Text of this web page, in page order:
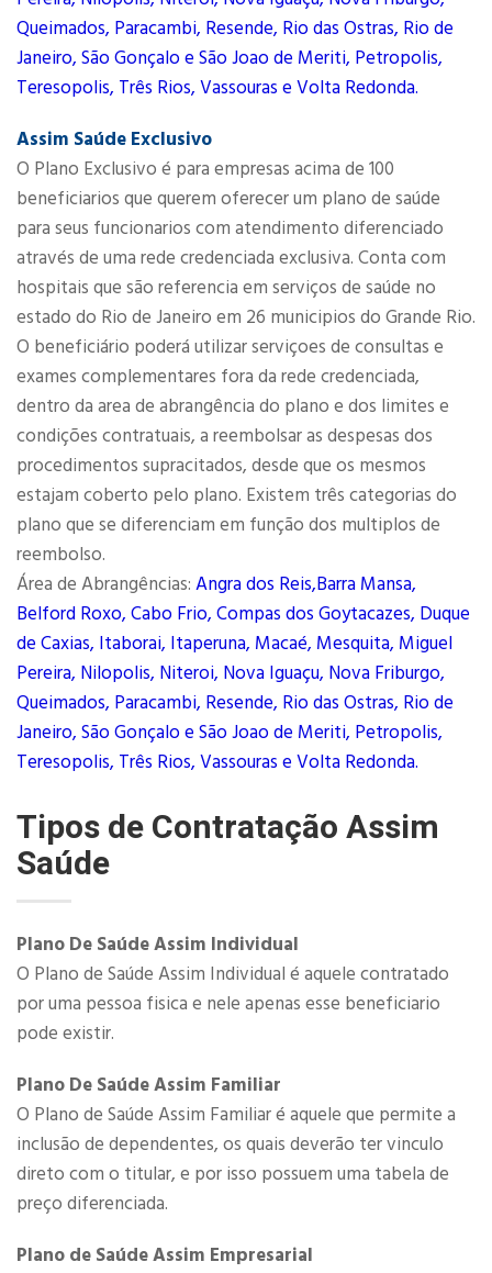
Queimados, Paracambi, Resende, Rio das Ostras, Rio de
Janeiro, São Gonçalo e São Joao de Meriti, Petropolis,
Teresopolis, Três Rios, Vassouras e Volta Redonda.
Assim Saúde Exclusivo
O Plano Exclusivo é para empresas acima de 100
beneficiarios que querem oferecer um plano de saúde
para seus funcionarios com atendimento diferenciado
através de uma rede credenciada exclusiva. Conta com
hospitais que são referencia em serviços de saúde no
estado do Rio de Janeiro em 26 municipios do Grande Rio.
O beneficiário poderá utilizar serviçoes de consultas e
exames complementares fora da rede credenciada,
dentro da area de abrangência do plano e dos limites e
condições contratuais, a reembolsar as despesas dos
procedimentos supracitados, desde que os mesmos
estajam coberto pelo plano. Existem três categorias do
plano que se diferenciam em função dos multiplos de
reembolso.
Área de Abrangências: Angra dos Reis,Barra Mansa,
Belford Roxo, Cabo Frio, Compas dos Goytacazes, Duque
de Caxias, Itaborai, Itaperuna, Macaé, Mesquita, Miguel
Pereira, Nilopolis, Niteroi, Nova Iguaçu, Nova Friburgo,
Queimados, Paracambi, Resende, Rio das Ostras, Rio de
Janeiro, São Gonçalo e São Joao de Meriti, Petropolis,
Teresopolis, Três Rios, Vassouras e Volta Redonda.
Tipos de Contratação Assim
Saúde
Plano De Saúde Assim Individual
O Plano de Saúde Assim Individual é aquele contratado
por uma pessoa fisica e nele apenas esse beneficiario
pode existir.
Plano De Saúde Assim Familiar
O Plano de Saúde Assim Familiar é aquele que permite a
inclusão de dependentes, os quais deverão ter vinculo
direto com o titular, e por isso possuem uma tabela de
preço diferenciada.
Plano de Saúde Assim Empresarial